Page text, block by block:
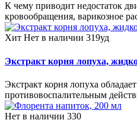
К чему приводит недостаток
кровообращения, варикозное
Хит Нет в наличии 319уд
Экстракт корня лопуха,
Экстракт корня лопуха
противовоспалительным
Нет в наличии 330